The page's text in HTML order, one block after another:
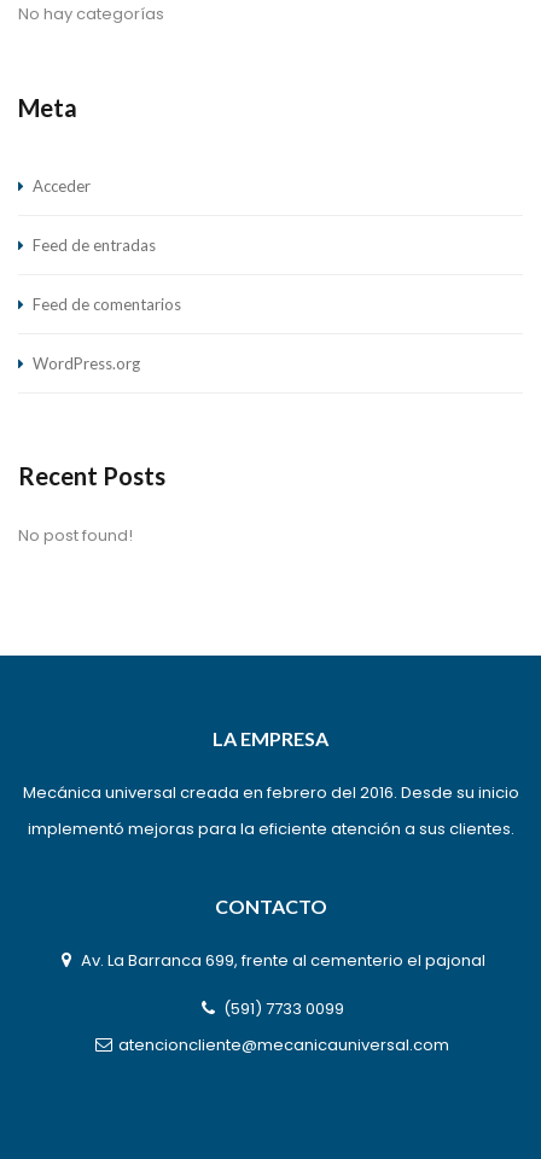
No hay categorías
Meta
Acceder
Feed de entradas
Feed de comentarios
WordPress.org
Recent Posts
No post found!
LA EMPRESA
Mecánica universal creada en febrero del 2016. Desde su inicio
implementó mejoras para la eficiente atención a sus clientes.
CONTACTO
Av. La Barranca 699, frente al cementerio el pajonal
(591) 7733 0099
atencioncliente@mecanicauniversal.com